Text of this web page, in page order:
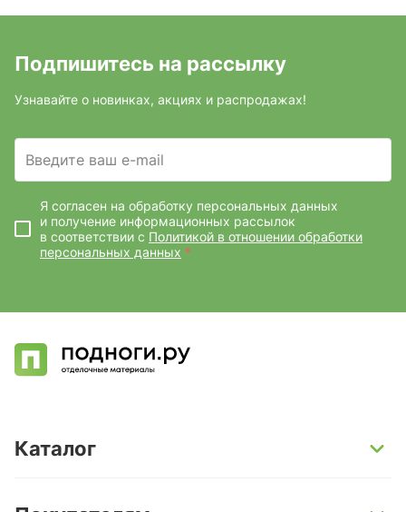
Подпишитесь на рассылку
Узнавайте о новинках, акциях и распродажах!
Введите ваш e-mail
Я согласен на обработку персональных данных
и получение информационных рассылок
в соответствии с Политикой в отношении обработки
персональных данных *
Каталог